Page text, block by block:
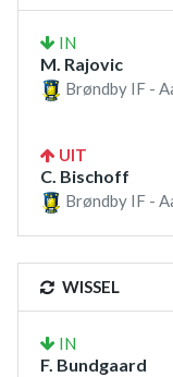
IN
M. Rajovic
Brøndby IF -
UIT
C. Bischoff
Brøndby IF -
WISSEL
IN
F. Bundgaard